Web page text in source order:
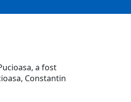
a fost
Constantin